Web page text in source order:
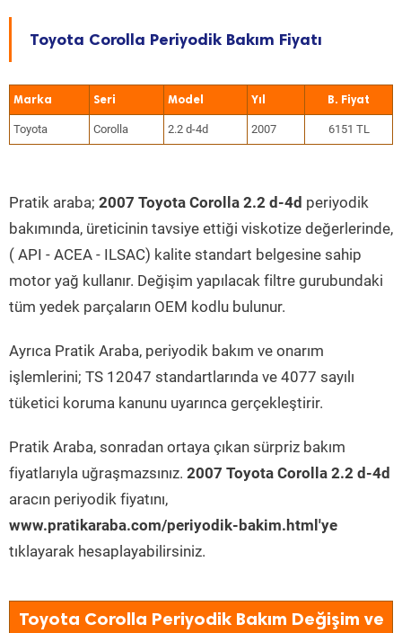
Toyota Corolla Periyodik Bakım Fiyatı
Marka Seri Model Yıl
Toyota Corolla 2.2 d-4d 2007 6151 TL
Pratik araba; 2007 Toyota Corolla 2.2 d-4d periyodik
bakımında, üreticinin tavsiye ettiği viskotize değerlerinde,
( API - ACEA - ILSAC) kalite standart belgesine sahip
motor yağ kullanır. Değişim yapılacak filtre gurubundaki
tüm yedek parçaların OEM kodlu bulunur.
Ayrıca Pratik Araba, periyodik bakım ve onarım
işlemlerini; TS 12047 standartlarında ve 4077 sayılı
tüketici koruma kanunu uyarınca gerçekleştirir.
Pratik Araba, sonradan ortaya çıkan sürpriz bakım
fiyatlarıyla uğraşmazsınız. 2007 Toyota Corolla 2.2 d-4d
aracın periyodik fiyatını,
www.pratikaraba.com/periyodik-bakim.html'ye
tıklayarak hesaplayabilirsiniz.
Toyota Corolla Periyodik Bakım Değişim ve